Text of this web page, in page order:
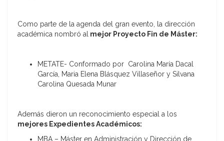
Como parte de la agenda del gran evento, la dirección
académica nombró al mejor Proyecto Fin de Máster:
METATE- Conformado por Carolina María Dacal
García, Maria Elena Blásquez Villaseñor y Silvana
Carolina Quesada Munar
Además dieron un reconocimiento especial a los
mejores Expedientes Académicos:
MBA – Máster en Administración y Dirección de